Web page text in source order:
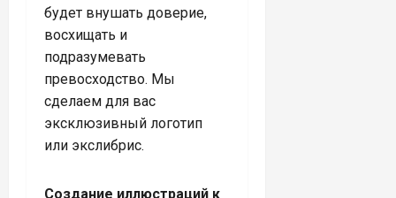
будет внушать доверие,
восхищать и
подразумевать
превосходство. Мы
сделаем для вас
эксклюзивный логотип
или экслибрис.
Создание иллюстраций к